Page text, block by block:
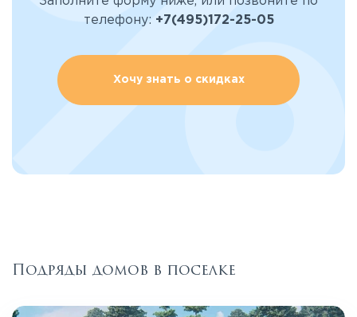
телефону: +7(495)172-25-05
Хочу знать о скидках
Подряды домов в поселке